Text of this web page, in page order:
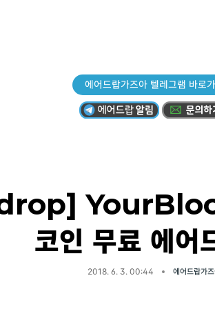
에어드랍가즈아 텔레그램 바로
코인 무료 에어
2018. 6. 3. 00:44 에어드랍가